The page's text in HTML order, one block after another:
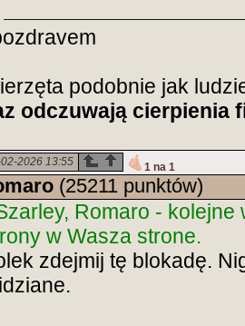
podobnie jak
odczuwają cierpienia
2026 13:55 1 na 1
(25211 punktów)
Romaro -
w Wasza strone.
zdejmij tę blokadę.